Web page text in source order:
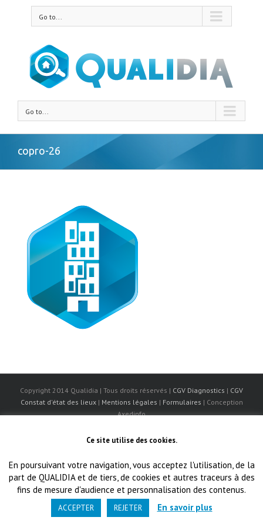
Go to...
Go to...
copro-26
Copyright 2014 Qualidia | Tous droits réservés | CGV Diagnostics | CGV
Constat d'état des lieux| Mentions légales | Formulaires | Conception
Axedinfo
Ce site utilise des cookies.
En poursuivant votre navigation, vous acceptez l'utilisation, de la
part de QUALIDIA et de tiers, de cookies et autres traceurs à des
fins de mesure d'audience et personnalisation des contenus.
ACCEPTER REJETER En savoir plus